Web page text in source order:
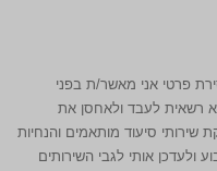
פרטי אני מאשר/ת בפני
רשאית לעבד ולאחסן את
שירותי סיעוד מותאמים והנחיות
ולעדכן אותי לגבי השירותים